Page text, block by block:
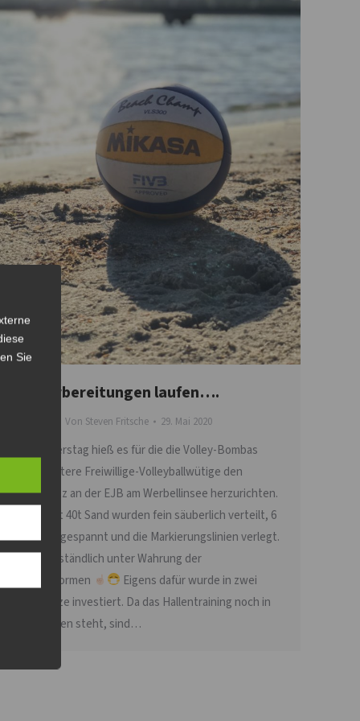
Die Vorbereitungen laufen….
Von Steven Fritsche 29. Mai 2020
Am Donnerstag hieß es für die die Volley-Bombas
sowie weitere Freiwillige-Volleyballwütige den
Beachplatz an der EJB am Werbellinsee herzurichten.
Insgesamt 40t Sand wurden fein säuberlich verteilt, 6
Netze aufgespannt und die Markierungslinien verlegt.
Selbstverständlich unter Wahrung der
Hygienenormen
Eigens dafür wurde in zwei
neue Netze investiert. Da das Hallentraining noch in
den Sternen steht, sind…
Sie